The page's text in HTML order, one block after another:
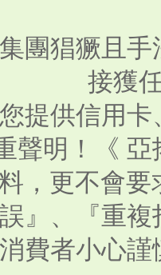
團猖獗且
接獲
提供信用
聲明！《
，更不會要
誤』、『重
費者小心